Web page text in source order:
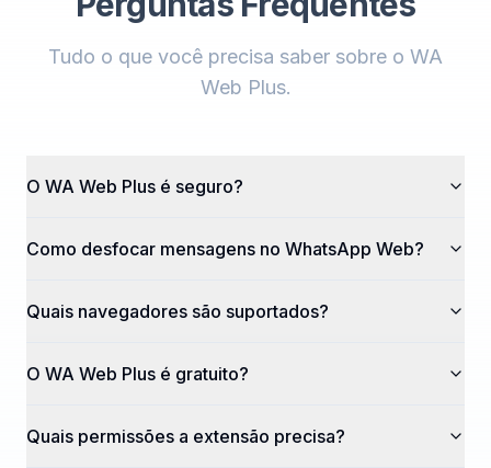
Tudo o que você precisa saber sobre o WA
Web Plus.
O WA Web Plus é seguro?
Como desfocar mensagens no WhatsApp Web?
Quais navegadores são suportados?
O WA Web Plus é gratuito?
Quais permissões a extensão precisa?